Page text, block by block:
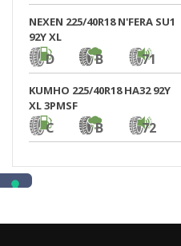
NEXEN 225/40R18 N'FERA SU1
92Y XL
D B 71
KUMHO 225/40R18 HA32 92Y
XL 3PMSF
C B 72